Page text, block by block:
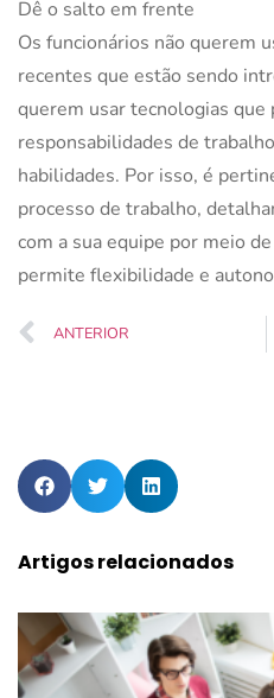
Dê o salto em frente
Os funcionários não querem
recentes que estão sendo
querem usar tecnologias que
responsabilidades de
habilidades. Por isso, é
processo de trabalho,
com a sua equipe por meio
permite flexibilidade e
ANTERIOR
Artigos relacionados